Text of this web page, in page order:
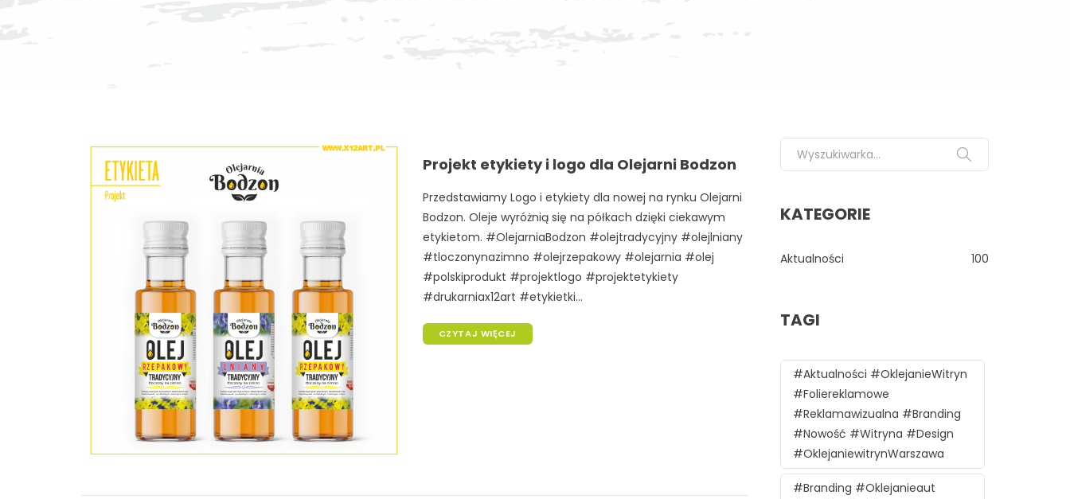
Projekt etykiety i logo dla Olejarni Bodzon
Przedstawiamy Logo i etykiety dla nowej na rynku Olejarni
Bodzon. Oleje wyróżnią się na półkach dzięki ciekawym
etykietom. #OlejarniaBodzon #olejtradycyjny #olejlniany
#tloczonynazimno #olejrzepakowy #olejarnia #olej
#polskiprodukt #projektlogo #projektetykiety
#drukarniax12art #etykietki...
CZYTAJ WIĘCEJ
Search for:
KATEGORIE
Aktualności 100
TAGI
#aktualności #oklejanieWitryn
#foliereklamowe
#reklamawizualna #branding
#nowość #witryna #design
#oklejaniewitrynWarszawa
#branding #oklejanieaut